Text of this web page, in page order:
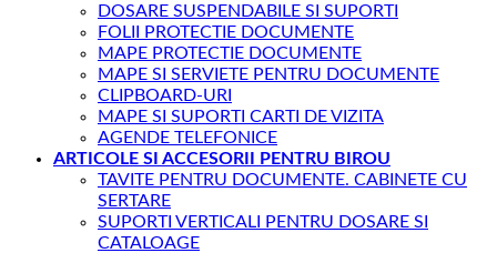
DOSARE SUSPENDABILE SI SUPORTI
FOLII PROTECTIE DOCUMENTE
MAPE PROTECTIE DOCUMENTE
MAPE SI SERVIETE PENTRU DOCUMENTE
CLIPBOARD-URI
MAPE SI SUPORTI CARTI DE VIZITA
AGENDE TELEFONICE
ARTICOLE SI ACCESORII PENTRU BIROU
TAVITE PENTRU DOCUMENTE. CABINETE CU
SERTARE
SUPORTI VERTICALI PENTRU DOSARE SI
CATALOAGE